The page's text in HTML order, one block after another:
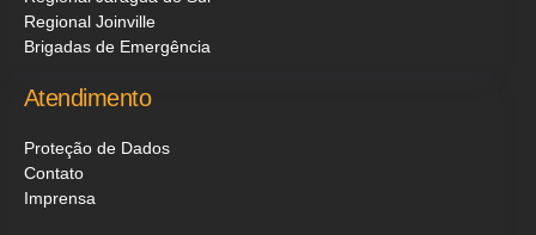
Regional Joinville
Brigadas de Emergência
Atendimento
Proteção de Dados
Contato
Imprensa